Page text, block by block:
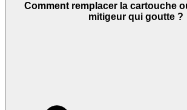
Comment remplacer la cartouche
mitigeur qui goutte ?